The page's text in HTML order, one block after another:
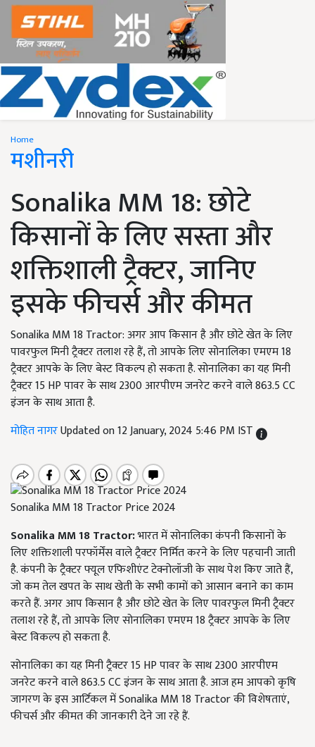
Home
मशीनरी
Sonalika MM 18: छोटे
किसानों के लिए सस्ता और
शक्तिशाली ट्रैक्टर, जानिए
इसके फीचर्स और कीमत
Sonalika MM 18 Tractor: अगर आप किसान है और छोटे खेत के लिए
पावरफुल मिनी ट्रैक्टर तलाश रहे हैं, तो आपके लिए सोनालिका एमएम 18
ट्रैक्टर आपके के लिए बेस्ट विकल्प हो सकता है. सोनालिका का यह मिनी
ट्रैक्टर 15 HP पावर के साथ 2300 आरपीएम जनरेट करने वाले 863.5 CC
इंजन के साथ आता है.
मोहित नागरUpdated on 12 January, 2024 5:46 PM IST
Sonalika MM 18 Tractor Price 2024
Sonalika MM 18 Tractor:भारत में सोनालिका कंपनी किसानों के
लिए शक्तिशाली परफॉर्मेंस वाले ट्रैक्टर निर्मित करने के लिए पहचानी जाती
है. कंपनी के ट्रैक्टर फ्यूल एफिशीएंट टेक्नोलॉजी के साथ पेश किए जाते हैं,
जो कम तेल खपत के साथ खेती के सभी कामों को आसान बनाने का काम
करते हैं. अगर आप किसान है और छोटे खेत के लिए पावरफुल मिनी ट्रैक्टर
तलाश रहे हैं, तो आपके लिए सोनालिका एमएम 18 ट्रैक्टर आपके के लिए
बेस्ट विकल्प हो सकता है.
सोनालिका का यह मिनी ट्रैक्टर 15 HP पावर के साथ 2300 आरपीएम
जनरेट करने वाले 863.5 CC इंजन के साथ आता है. आज हम आपको कृषि
जागरण के इस आर्टिकल में Sonalika MM 18 Tractor की विशेषताएं,
फीचर्स और कीमत की जानकारी देने जा रहे हैं.